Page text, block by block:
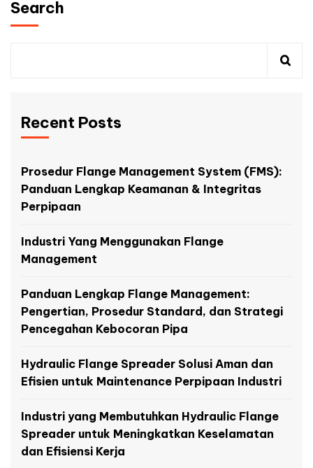
Search
Recent Posts
Prosedur Flange Management System (FMS):
Panduan Lengkap Keamanan & Integritas
Perpipaan
Industri Yang Menggunakan Flange
Management
Panduan Lengkap Flange Management:
Pengertian, Prosedur Standard, dan Strategi
Pencegahan Kebocoran Pipa
Hydraulic Flange Spreader Solusi Aman dan
Efisien untuk Maintenance Perpipaan Industri
Industri yang Membutuhkan Hydraulic Flange
Spreader untuk Meningkatkan Keselamatan
dan Efisiensi Kerja